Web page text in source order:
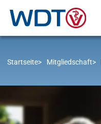
Startseite Mitgliedschaft